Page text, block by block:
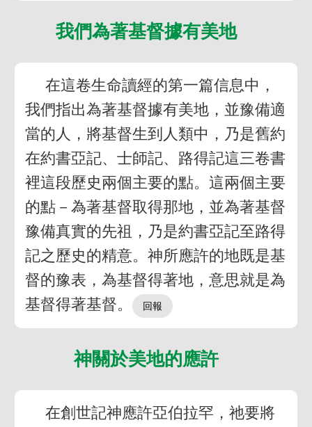
我們為著基督據有美地
在這卷生命讀經的第一篇信息中，
我們指出為著基督據有美地，並豫備適
當的人，將基督生到人類中，乃是舊約
在約書亞記、士師記、路得記這三卷書
裡這段歷史兩個主要的點。這兩個主要
的點－為著基督取得那地，並為著基督
豫備真實的先祖，乃是約書亞記至路得
記之歷史的精意。神所應許的地既是基
督的豫表，為基督得著地，意思就是為
基督得著基督。
神關於美地的應許
在創世記神應許亞伯拉罕，祂要將